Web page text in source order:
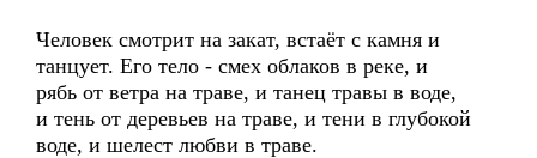
Человек смотрит на закат, встаёт с камня и
танцует. Его тело - смех облаков в реке, и
рябь от ветра на траве, и танец травы в воде,
и тень от деревьев на траве, и тени в глубокой
воде, и шелест любви в траве.